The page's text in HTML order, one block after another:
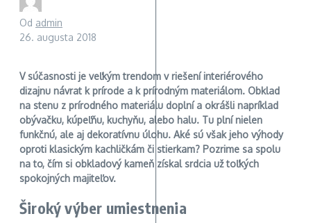
Od admin
26. augusta 2018
V súčasnosti je veľkým trendom v riešení interiérového
dizajnu návrat k prírode a k prírodným materiálom. Obklad
na stenu z prírodného materiálu doplní a okrášli napríklad
obývačku, kúpeľňu, kuchyňu, alebo halu. Tu plní nielen
funkčnú, ale aj dekoratívnu úlohu. Aké sú však jeho výhody
oproti klasickým kachličkám či stierkam? Pozrime sa spolu
na to, čím si obkladový kameň získal srdcia už toľkých
spokojných majiteľov.
Široký výber umiestnenia